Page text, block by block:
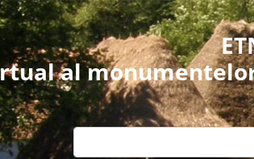
al